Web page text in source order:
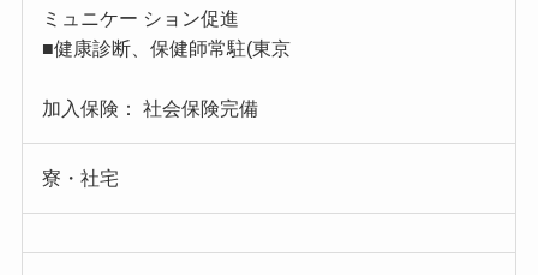
ミュニケー ション促進
■健康診断、保健師常駐(東京
加入保険： 社会保険完備
寮・社宅